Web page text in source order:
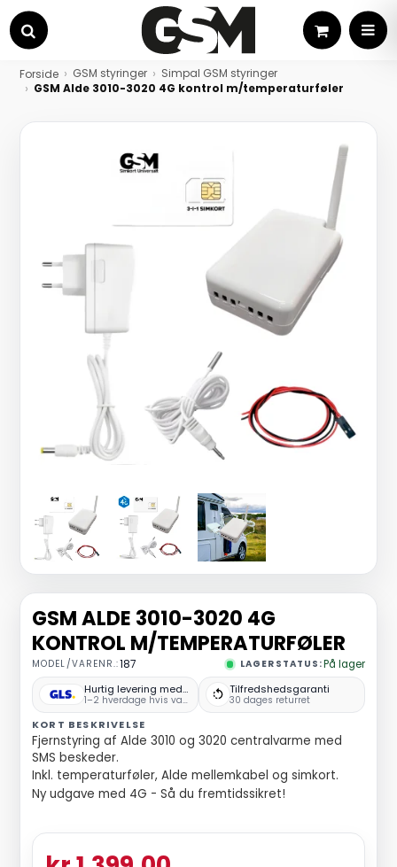
Søg
Kurv
Forside GSM styringer
Simpal GSM styringer
GSM Alde 3010-3020 4G kontrol m/temperaturføler
GSM ALDE 3010-3020 4G
KONTROL M/TEMPERATURFØLER
MODEL/VARENR.:187 LAGERSTATUS:På lager
Hurtig levering med GLS
1–2 hverdage hvis varen er på lager
Tilfredshedsgaranti
30 dages returret
KORT BESKRIVELSE
Fjernstyring af Alde 3010 og 3020 centralvarme med
SMS beskeder.
Inkl. temperaturføler, Alde mellemkabel og simkort.
Ny udgave med 4G - Så du fremtidssikret!